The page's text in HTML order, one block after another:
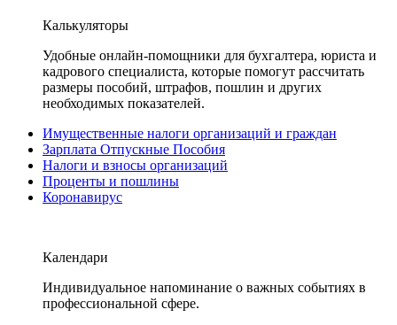
Калькуляторы
Удобные онлайн-помощники для бухгалтера, юриста и
кадрового специалиста, которые помогут рассчитать
размеры пособий, штрафов, пошлин и других
необходимых показателей.
Имущественные налоги организаций и граждан
Зарплата Отпускные Пособия
Налоги и взносы организаций
Проценты и пошлины
Коронавирус
Календари
Индивидуальное напоминание о важных событиях в
профессиональной сфере.